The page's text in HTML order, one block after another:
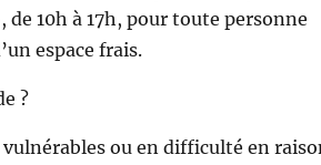
10h à 17h, pour toute personne
espace frais.
?
vulnérables ou en difficulté en